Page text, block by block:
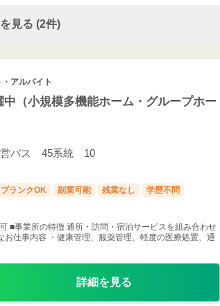
見る (2件)
アルバイト
（小規模多機能ホーム・グループホー
営バス 45系統 10
ブランクOK 副業可能 残業なし
学歴不問
■事業所の特徴 通所・訪問・宿泊サービスを組み合わせ
仕事内容 ・健康管理、服薬管理、軽度の医療処置、通
詳細を見る